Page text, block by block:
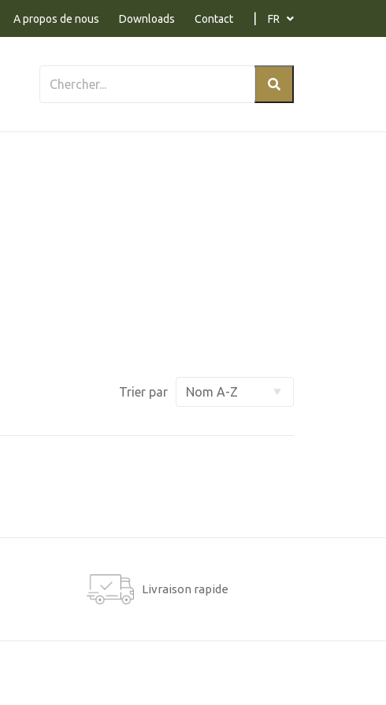
A propos de nous Downloads Contact FR
Trier par
Livraison rapide